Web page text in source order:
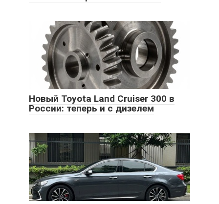
Новый Toyota Land Cruiser 300 в
России: теперь и с дизелем